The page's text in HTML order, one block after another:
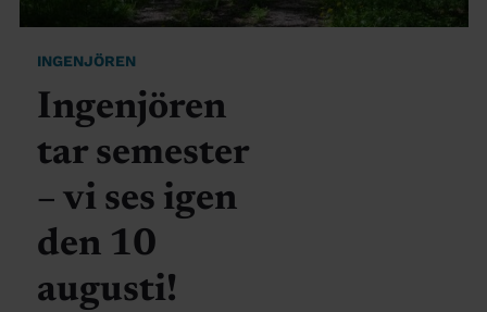
INGENJÖREN
Ingenjören
tar semester
– vi ses igen
den 10
augusti!